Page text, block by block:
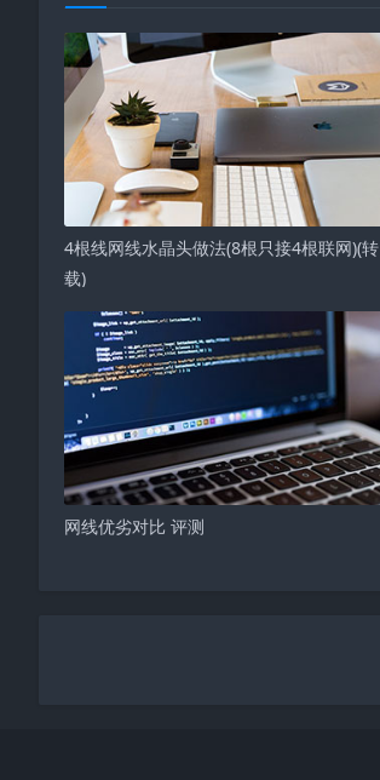
4根线网线水晶头做法(8根只接4根联网)(转
载)
网线优劣对比 评测